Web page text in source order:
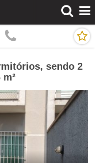
sendo 2